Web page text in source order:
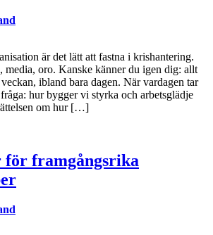
är det lätt att fastna i krishantering.
media, oro. Kanske känner du igen dig: allt
ibland bara dagen. När vardagen tar
hur bygger vi styrka och arbetsglädje
om hur […]
framgångsrika